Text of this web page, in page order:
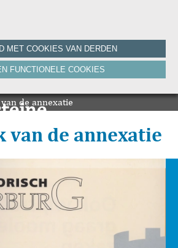
Gisteren 75 jaar
vereniging
MET COOKIES VAN DERDEN
FUNCTIONELE COOKIES
de annexatie
van de annexatie